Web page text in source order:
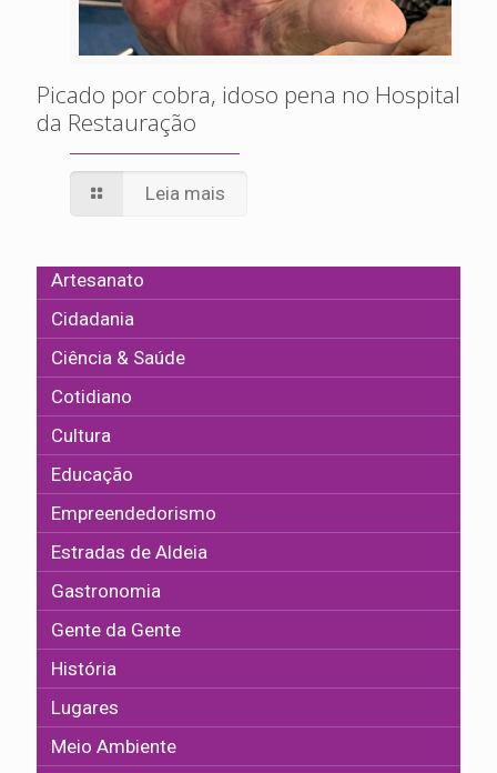
Picado por cobra, idoso pena no Hospital
da Restauração
Leia mais
Artesanato
Cidadania
Ciência & Saúde
Cotidiano
Cultura
Educação
Empreendedorismo
Estradas de Aldeia
Gastronomia
Gente da Gente
História
Lugares
Meio Ambiente